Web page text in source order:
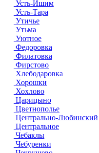
Усть-Ишим
Усть-Тара
Утичье
Утьма
Уютное
Федоровка
Филатовка
Фирстово
Хлебодаровка
Хорошки
Хохлово
Царицыно
Цветнополье
Центрально-Любинский
Центральное
Чебаклы
Чебуренки